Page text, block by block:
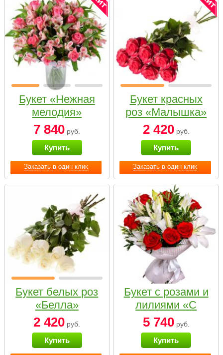
Заказать в один клик
Букет «Нежная
мелодия»
7 840 руб.
Купить
Заказать в один клик
Букет красных
роз «Малышка»
2 420руб.
Купить
Букет белых роз
«Белла»
2 420 руб.
Купить
Букет с розами и
лилиями «С
наилучшими
пожеланиями»
5 740руб.
Купить